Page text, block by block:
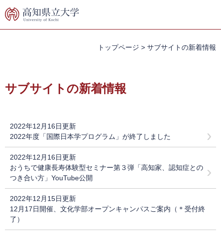
ー
ニ
て
トップページ > サブサイトの新着情報
文
サブサイトの新着情報
2022年12月16日更新
2022年度「国際日本学プログラム」が終了しました
2022年12月16日更新
おうちで健康長寿体験型セミナー第３弾「高知家、認知症との
つき合い方」YouTube公開
2022年12月15日更新
12月17日開催、文化学部オープンキャンパスご案内（＊受付終
了）